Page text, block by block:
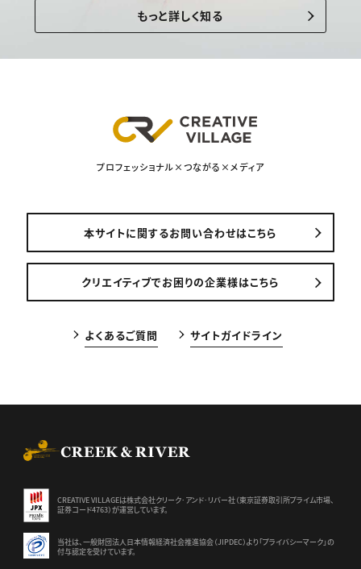
もっと詳しく知る
プロフェッショナル×つながる×メディア
本サイトに関するお問い合わせはこちら
クリエイティブでお困りの企業様はこちら
よくあるご質問 サイトガイドライン
CREATIVE VILLAGEは株式会社クリーク･アンド･リバー社（東京証券取引所プライム市場、
証券コード4763）が運営しています。
当社は、一般財団法人日本情報経済社会推進協会（JIPDEC）より 「プライバシーマーク」の
付与認定を受けています。